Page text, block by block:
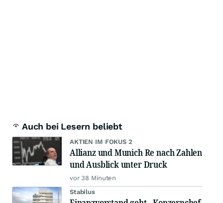
Auch bei Lesern beliebt
AKTIEN IM FOKUS 2
Allianz und Munich Re nach Zahlen
und Ausblick unter Druck
vor 38 Minuten
Stabilus